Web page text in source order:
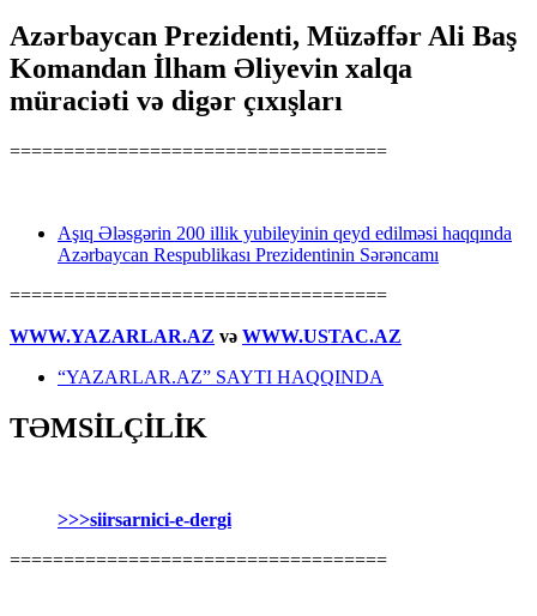
Azərbaycan Prezidenti, Müzəffər Ali Baş
Komandan İlham Əliyevin xalqa
müraciəti və digər çıxışları
===================================
Aşıq Ələsgərin 200 illik yubileyinin qeyd edilməsi haqqında
Azərbaycan Respublikası Prezidentinin Sərəncamı
===================================
WWW.YAZARLAR.AZ və WWW.USTAC.AZ
“YAZARLAR.AZ” SAYTI HAQQINDA
TƏMSİLÇİLİK
>>>siirsarnici-e-dergi
===================================